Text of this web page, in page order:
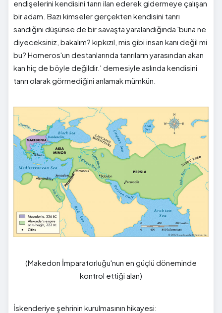
endişelerini kendisini tanrı ilan ederek gidermeye çalışan
bir adam. Bazı kimseler gerçekten kendisini tanrı
sandığını düşünse de bir savaşta yaralandığında 'buna ne
diyeceksiniz, bakalım? kıpkızıl, mis gibi insan kanı değil mi
bu? Homeros'un destanlarında tanrıların yarasından akan
kan hiç de böyle değildir.' demesiyle aslında kendisini
tanrı olarak görmediğini anlamak mümkün.
(Makedon İmparatorluğu'nun en güçlü döneminde
kontrol ettiği alan)
İskenderiye şehrinin kurulmasının hikayesi: